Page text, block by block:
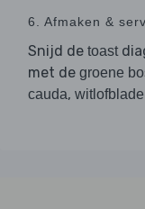
6. Afmaken &
Snijd de toast
met de groene
cauda,